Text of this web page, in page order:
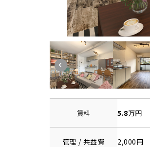
賃料 5.8万円
管理 / 共益費 2,000円